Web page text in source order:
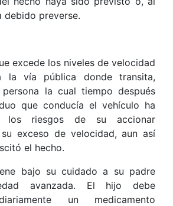
debido preverse.
excede los niveles de velocidad
la vía pública donde transita,
la cual tiempo después
que conducía el vehículo ha
los riesgos de su accionar
exceso de velocidad, aun así
el hecho.
bajo su cuidado a su padre
avanzada. El hijo debe
un medicamento